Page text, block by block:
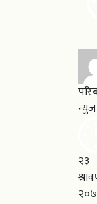
न्युज
२३